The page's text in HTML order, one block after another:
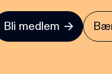
Bli medlem